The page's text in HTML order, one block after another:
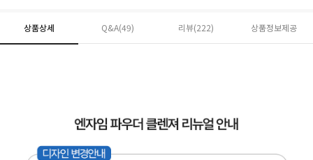
상품상세 Q&A(49) 리뷰(222) 상품정보제공